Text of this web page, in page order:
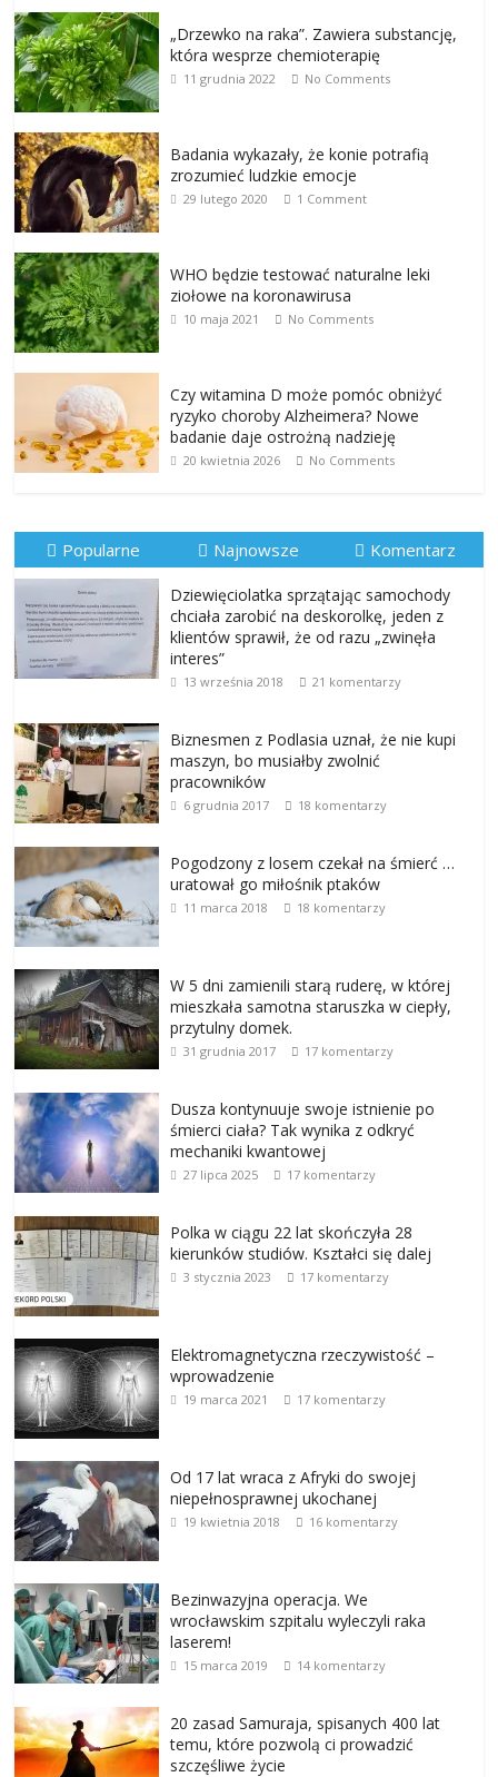
„Drzewko na raka”. Zawiera substancję,
która wesprze chemioterapię
11 grudnia 2022 No Comments
Badania wykazały, że konie potrafią
zrozumieć ludzkie emocje
29 lutego 2020 1 Comment
WHO będzie testować naturalne leki
ziołowe na koronawirusa
10 maja 2021 No Comments
Czy witamina D może pomóc obniżyć
ryzyko choroby Alzheimera? Nowe
badanie daje ostrożną nadzieję
20 kwietnia 2026 No Comments
Popularne Najnowsze Komentarz
Dziewięciolatka sprzątając samochody
chciała zarobić na deskorolkę, jeden z
klientów sprawił, że od razu „zwinęła
interes”
13 września 2018 21 komentarzy
Biznesmen z Podlasia uznał, że nie kupi
maszyn, bo musiałby zwolnić
pracowników
6 grudnia 2017 18 komentarzy
Pogodzony z losem czekał na śmierć …
uratował go miłośnik ptaków
11 marca 2018 18 komentarzy
W 5 dni zamienili starą ruderę, w której
mieszkała samotna staruszka w ciepły,
przytulny domek.
31 grudnia 2017 17 komentarzy
Dusza kontynuuje swoje istnienie po
śmierci ciała? Tak wynika z odkryć
mechaniki kwantowej
27 lipca 2025 17 komentarzy
Polka w ciągu 22 lat skończyła 28
kierunków studiów. Kształci się dalej
3 stycznia 2023 17 komentarzy
Elektromagnetyczna rzeczywistość –
wprowadzenie
19 marca 2021 17 komentarzy
Od 17 lat wraca z Afryki do swojej
niepełnosprawnej ukochanej
19 kwietnia 2018 16 komentarzy
Bezinwazyjna operacja. We
wrocławskim szpitalu wyleczyli raka
laserem!
15 marca 2019 14 komentarzy
20 zasad Samuraja, spisanych 400 lat
temu, które pozwolą ci prowadzić
szczęśliwe życie